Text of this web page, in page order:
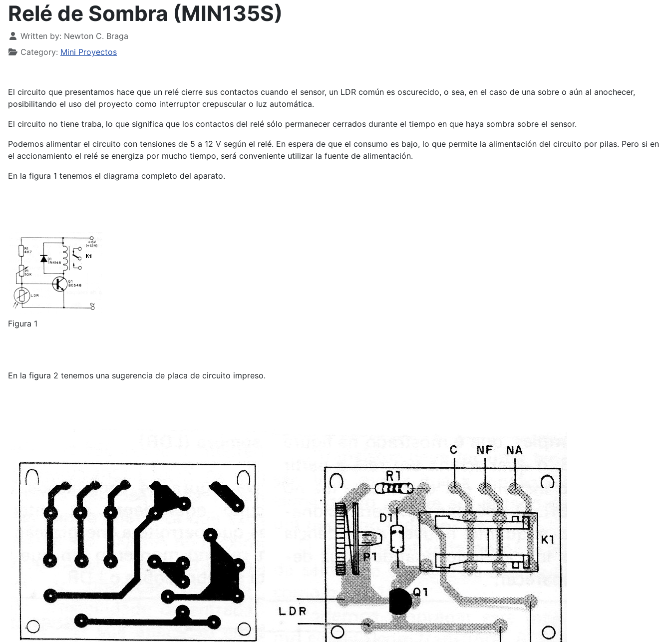
Relé de Sombra (MIN135S)
Details
Written by: Newton C. Braga
Category: Mini Proyectos
El circuito que presentamos hace que un relé cierre sus contactos cuando el sensor, un LDR común es oscurecido, o sea, en el caso de una sobre o aún al anochecer,
posibilitando el uso del proyecto como interruptor crepuscular o luz automática.
El circuito no tiene traba, lo que significa que los contactos del relé sólo permanecer cerrados durante el tiempo en que haya sombra sobre el sensor.
Podemos alimentar el circuito con tensiones de 5 a 12 V según el relé. En espera de que el consumo es bajo, lo que permite la alimentación del circuito por pilas. Pero si en
el accionamiento el relé se energiza por mucho tiempo, será conveniente utilizar la fuente de alimentación.
En la figura 1 tenemos el diagrama completo del aparato.
Figura 1
En la figura 2 tenemos una sugerencia de placa de circuito impreso.